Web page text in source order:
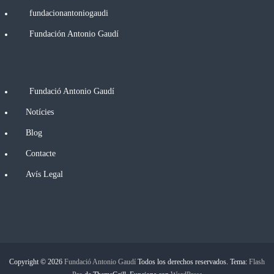
fundacionantoniogaudi
Fundación Antonio Gaudí
Fundació Antonio Gaudí
Notícies
Blog
Contacte
Avís Legal
Copyright © 2026 Fundació Antonio Gaudí Todos los derechos reservados. Tema: Flash